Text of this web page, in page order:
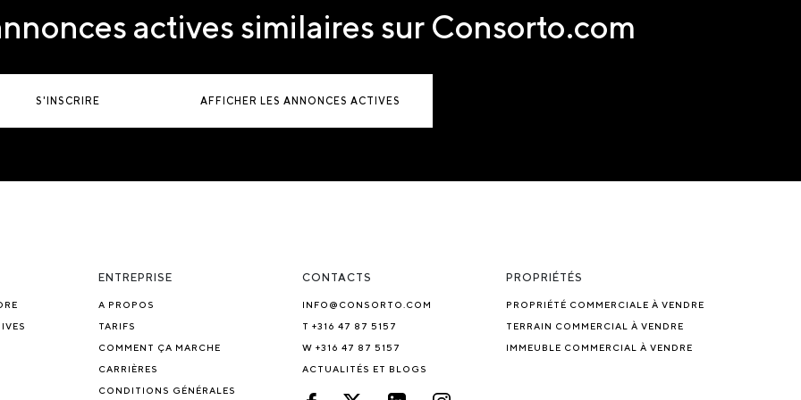
actives similaires sur Consorto.com
S'INSCRIRE AFFICHER LES ANNONCES ACTIVES
ENTREPRISE
A PROPOS
TARIFS
COMMENT ÇA MARCHE
CARRIÈRES
CONDITIONS GÉNÉRALES
CONTACTS
INFO@CONSORTO.COM
T +316 47 87 5157
W +316 47 87 5157
ACTUALITÉS ET BLOGS
PROPRIÉTÉS
PROPRIÉTÉ COMMERCIALE À VENDRE
TERRAIN COMMERCIAL À VENDRE
IMMEUBLE COMMERCIAL À VENDRE